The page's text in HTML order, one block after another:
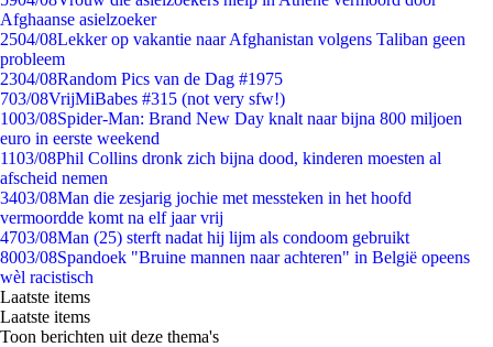
Afghaanse asielzoeker
2504/08Lekker op vakantie naar Afghanistan volgens Taliban geen
probleem
2304/08Random Pics van de Dag #1975
703/08VrijMiBabes #315 (not very sfw!)
1003/08Spider-Man: Brand New Day knalt naar bijna 800 miljoen
euro in eerste weekend
1103/08Phil Collins dronk zich bijna dood, kinderen moesten al
afscheid nemen
3403/08Man die zesjarig jochie met messteken in het hoofd
vermoordde komt na elf jaar vrij
4703/08Man (25) sterft nadat hij lijm als condoom gebruikt
8003/08Spandoek "Bruine mannen naar achteren" in België opeens
wèl racistisch
Laatste items
Laatste items
Toon berichten uit deze thema's